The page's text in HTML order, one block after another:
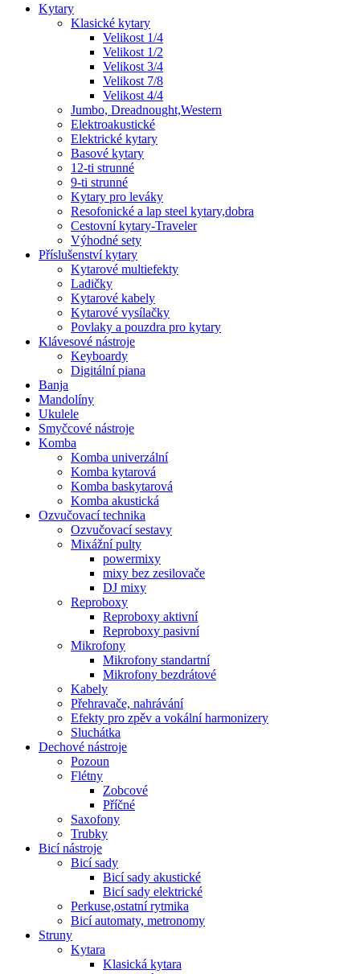
Kytary
Klasické kytary
Velikost 1/4
Velikost 1/2
Velikost 3/4
Velikost 7/8
Velikost 4/4
Jumbo, Dreadnought,Western
Elektroakustické
Elektrické kytary
Basové kytary
12-ti strunné
9-ti strunné
Kytary pro leváky
Resofonické a lap steel kytary,dobra
Cestovní kytary-Traveler
Výhodné sety
Příslušenství kytary
Kytarové multiefekty
Ladičky
Kytarové kabely
Kytarové vysílačky
Povlaky a pouzdra pro kytary
Klávesové nástroje
Keyboardy
Digitální piana
Banja
Mandolíny
Ukulele
Smyčcové nástroje
Komba
Komba univerzální
Komba kytarová
Komba baskytarová
Komba akustická
Ozvučovací technika
Ozvučovací sestavy
Mixážní pulty
powermixy
mixy bez zesilovače
DJ mixy
Reproboxy
Reproboxy aktivní
Reproboxy pasivní
Mikrofony
Mikrofony standartní
Mikrofony bezdrátové
Kabely
Přehravače, nahrávání
Efekty pro zpěv a vokální harmonizery
Sluchátka
Dechové nástroje
Pozoun
Flétny
Zobcové
Příčné
Saxofony
Trubky
Bicí nástroje
Bicí sady
Bicí sady akustické
Bicí sady elektrické
Perkuse,ostatní rytmika
Bicí automaty, metronomy
Struny
Kytara
Klasická kytara